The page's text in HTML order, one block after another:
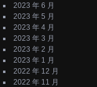
2023 年 6 月
2023 年 5 月
2023 年 4 月
2023 年 3 月
2023 年 2 月
2023 年 1 月
2022 年 12 月
2022 年 11 月